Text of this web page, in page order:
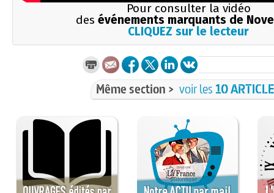
Pour consulter la vidéo
des événements marquants de
CLIQUEZ sur le lecteur
Même section > voir les 10